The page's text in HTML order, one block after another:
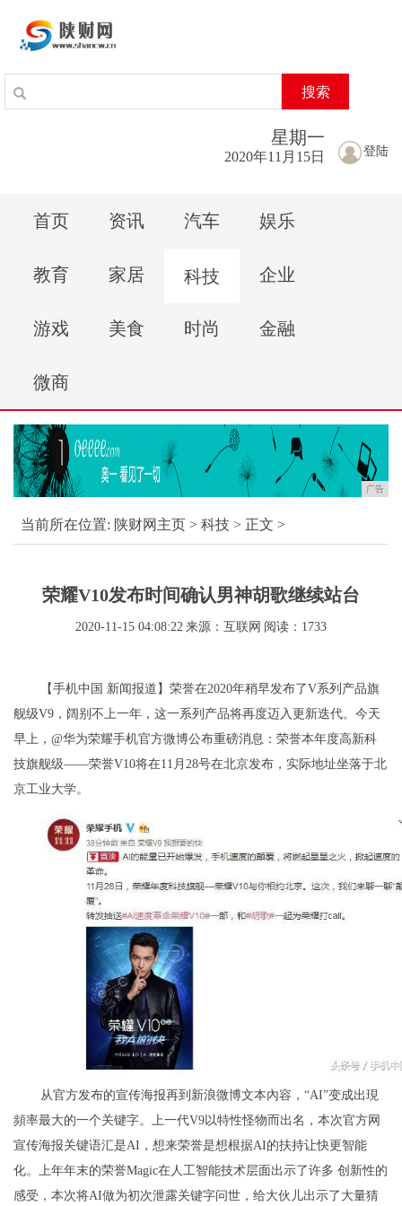
搜索
登陆
星期一
2020年11月15日
首页 资讯 汽车 娱乐
教育 家居 科技 企业
游戏 美食 时尚 金融
微商
广告
当前所在位置: 陕财网主页 > 科技 > 正文 >
荣耀V10发布时间确认男神胡歌继续站台
2020-11-15 04:08:22 来源：互联网 阅读：1733
【手机中国 新闻报道】荣誉在2020年稍早发布了V系列产品旗
舰级V9，阔别不上一年，这一系列产品将再度迈入更新迭代。今天
早上，@华为荣耀手机官方微博公布重磅消息：荣誉本年度高新科
技旗舰级——荣誉V10将在11月28号在北京发布，实际地址坐落于北
京工业大学。
从官方发布的宣传海报再到新浪微博文本內容，“AI”变成出現
頻率最大的一个关键字。上一代V9以特性怪物而出名，本次官方网
宣传海报关键语汇是AI，想来荣誉是想根据AI的扶持让快更智能
化。上年年末的荣誉Magic在人工智能技术层面出示了许多 创新性的
感受，本次将AI做为初次泄露关键字问世，给大伙儿出示了大量猜